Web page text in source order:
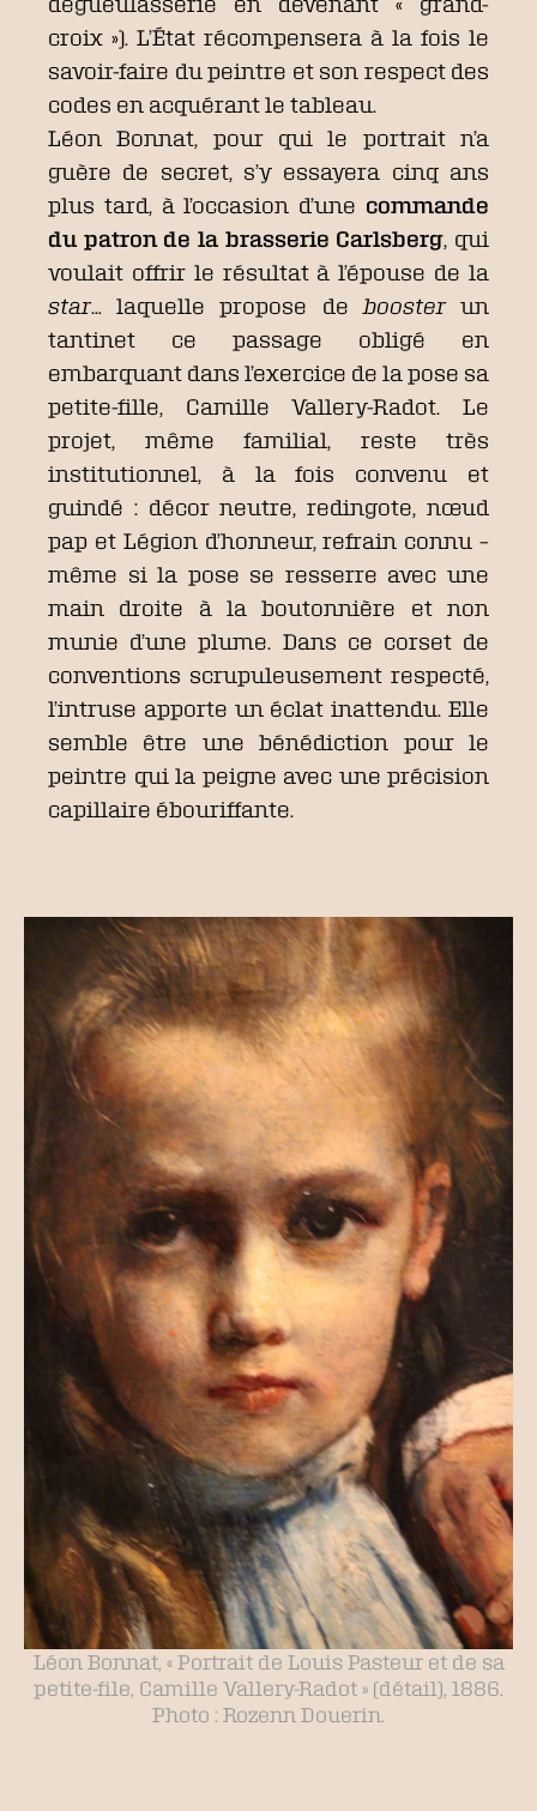
croix »). L’État récompensera à la fois le
savoir-faire du peintre et son respect des
codes en acquérant le tableau.
Léon Bonnat, pour qui le portrait n’a
guère de secret, s’y essayera cinq ans
plus tard, à l’occasion d’une commande
du patron de la brasserie Carlsberg , qui
voulait offrir le résultat à l’épouse de la
star… laquelle propose de boosterun
tantinet ce passage obligé en
embarquant dans l’exercice de la pose sa
petite-fille, Camille Vallery-Radot. Le
projet, même familial, reste très
institutionnel, à la fois convenu et
guindé : décor neutre, redingote, nœud
pap et Légion d’honneur, refrain connu –
même si la pose se resserre avec une
main droite à la boutonnière et non
munie d’une plume. Dans ce corset de
conventions scrupuleusement respecté,
l’intruse apporte un éclat inattendu. Elle
semble être une bénédiction pour le
peintre qui la peigne avec une précision
capillaire ébouriffante.
Léon Bonnat, « Portrait de Louis Pasteur et de sa
petite-file, Camille Vallery-Radot » (détail), 1886.
Photo : Rozenn Douerin.